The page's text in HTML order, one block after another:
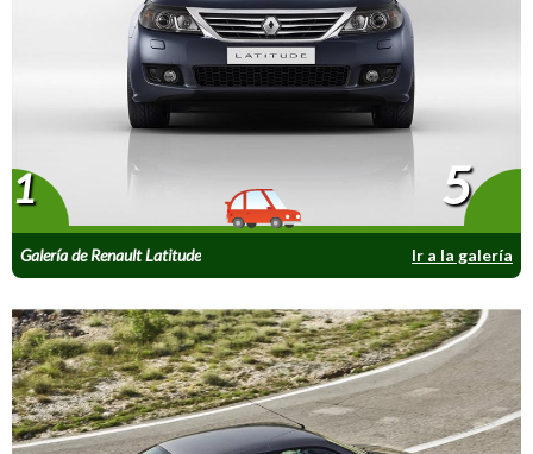
Galería de Renault Latitude Ir a la galería
1 5